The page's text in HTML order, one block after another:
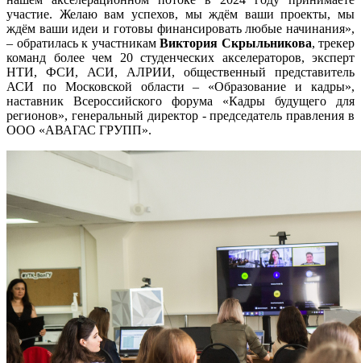
участие. Желаю вам успехов, мы ждём ваши проекты, мы
ждём ваши идеи и готовы финансировать любые начинания»,
– обратилась к участникам Виктория Скрыльникова, трекер
команд более чем 20 студенческих акселераторов, эксперт
НТИ, ФСИ, АСИ, АЛРИИ, общественный представитель
АСИ по Московской области – «Образование и кадры»,
наставник Всероссийского форума «Кадры будущего для
регионов», генеральный директор - председатель правления в
ООО «АВАГАС ГРУПП».